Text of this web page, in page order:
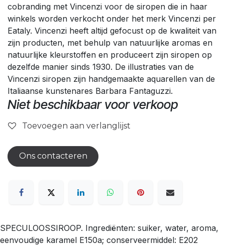
cobranding met Vincenzi voor de siropen die in haar
winkels worden verkocht onder het merk Vincenzi per
Eataly. Vincenzi heeft altijd gefocust op de kwaliteit van
zijn producten, met behulp van natuurlijke aromas en
natuurlijke kleurstoffen en produceert zijn siropen op
dezelfde manier sinds 1930. De illustraties van de
Vincenzi siropen zijn handgemaakte aquarellen van de
Italiaanse kunstenares Barbara Fantaguzzi.
Niet beschikbaar voor verkoop
Toevoegen aan verlanglijst
Ons contacteren
SPECULOOSSIROOP. Ingrediënten: suiker, water, aroma,
eenvoudige karamel E150a; conserveermiddel: E202